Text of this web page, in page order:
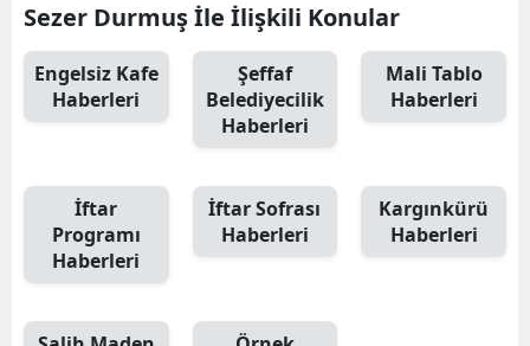
Sezer Durmuş İle İlişkili Konular
Engelsiz Kafe
Haberleri
Şeffaf
Belediyecilik
Haberleri
Mali Tablo
Haberleri
İftar
Programı
Haberleri
İftar Sofrası
Haberleri
Kargınkürü
Haberleri